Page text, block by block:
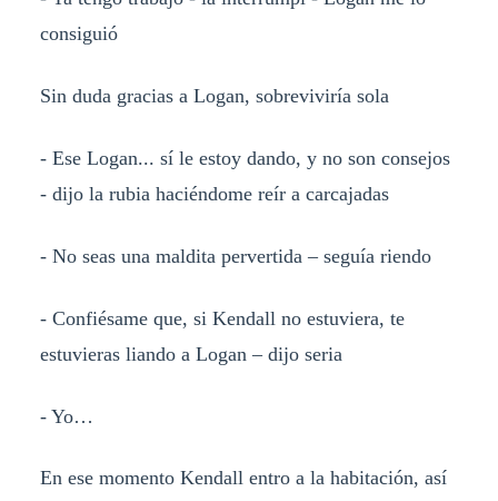
consiguió
Sin duda gracias a Logan, sobreviviría sola
- Ese Logan... sí le estoy dando, y no son consejos
- dijo la rubia haciéndome reír a carcajadas
- No seas una maldita pervertida – seguía riendo
- Confiésame que, si Kendall no estuviera, te
estuvieras liando a Logan – dijo seria
- Yo…
En ese momento Kendall entro a la habitación, así